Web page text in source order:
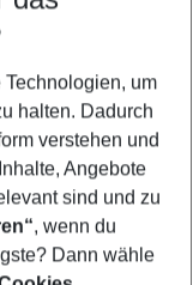
um
halten. Dadurch
verstehen und
Angebote
sind und zu
, wenn du
Dann wähle